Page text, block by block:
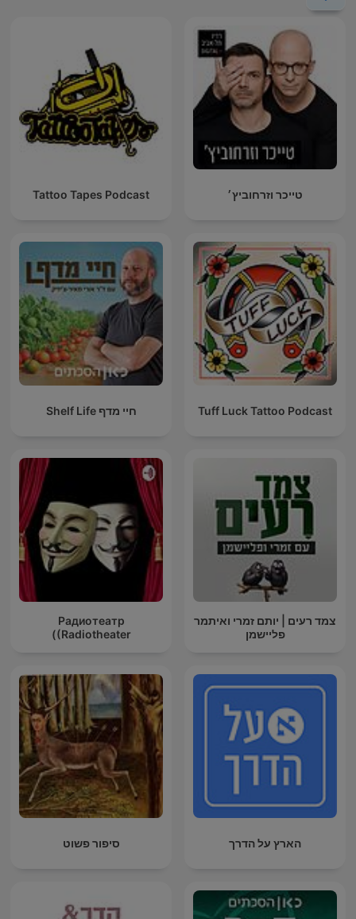
טייכר וזרחוביץ׳ Tattoo Tapes Podcast
Tuff Luck Tattoo Podcast חיי מדף Shelf Life
צמד רעים | יותם זמרי ואיתמר
פליישמן
Радиотеатр
(Radiotheater)
הארץ על הדרך סיפור פשוט